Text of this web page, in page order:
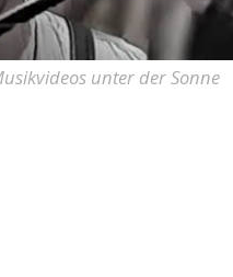
unter der Sonne